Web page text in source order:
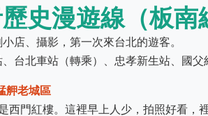
史漫遊線（板南
店、攝影，第一次來台北的遊客。
台北車站（轉乘）、忠孝新生站、國父
舺老城區
西門紅樓。這裡早上人少，拍照好看，